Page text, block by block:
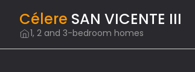
Célere SAN VICENTE III
1, 2 and 3-bedroom homes